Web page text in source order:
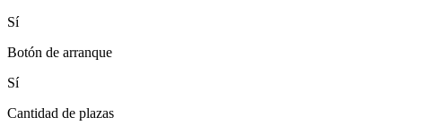
Sí
Botón de arranque
Sí
Cantidad de plazas